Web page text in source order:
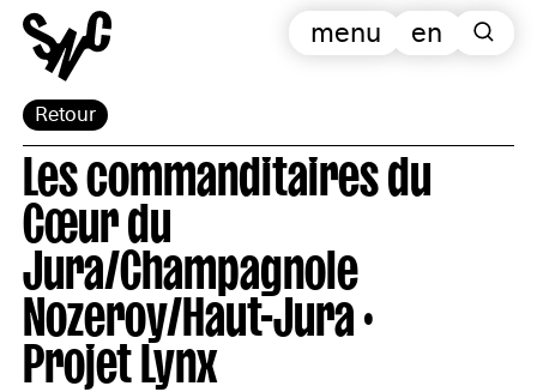
Retour
en
menu
Les commanditaires du
Cœur du
Jura/Champagnole
Nozeroy/Haut-Jura ·
Projet Lynx